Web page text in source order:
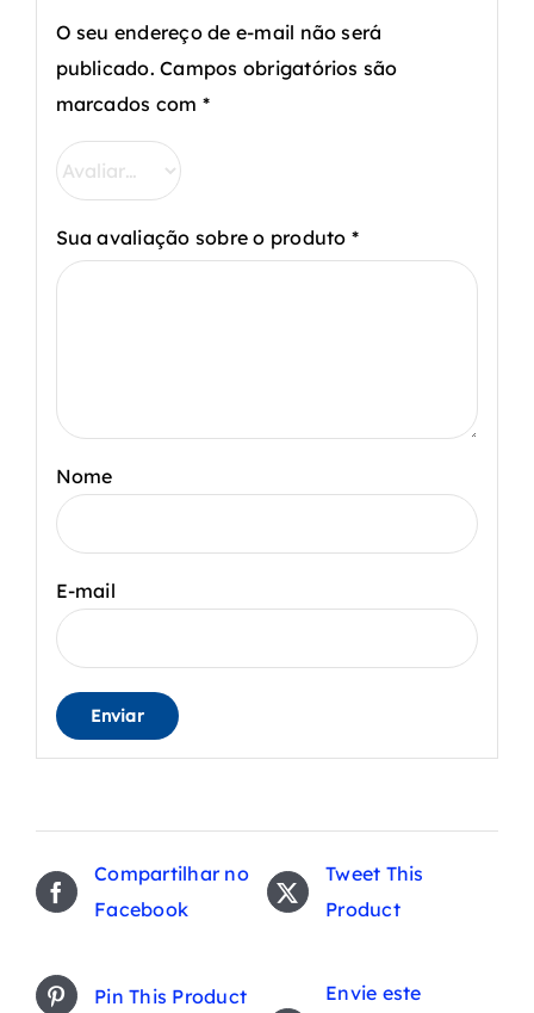
O seu endereço de e-mail não será
publicado. Campos obrigatórios são
marcados com *
Sua avaliação sobre o produto *
Nome
E-mail
Compartilhar no
Facebook
Tweet This
Product
Pin This Product Envie este